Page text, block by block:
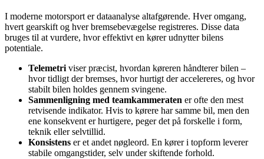
I moderne motorsport er dataanalyse altafgørende. Hver omgang,
hvert gearskift og hver bremsebevægelse registreres. Disse data
bruges til at vurdere, hvor effektivt en kører udnytter bilens
potentiale.
Telemetriviser præcist, hvordan køreren håndterer bilen –
hvor tidligt der bremses, hvor hurtigt der accelereres, og hvor
stabilt bilen holdes gennem svingene.
Sammenligning med teamkammeraten er ofte den mest
retvisende indikator. Hvis to kørere har samme bil, men den
ene konsekvent er hurtigere, peger det på forskelle i form,
teknik eller selvtillid.
Konsistens er et andet nøgleord. En kører i topform leverer
stabile omgangstider, selv under skiftende forhold.